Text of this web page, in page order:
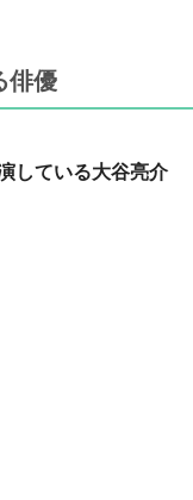
俳優
している大谷亮介